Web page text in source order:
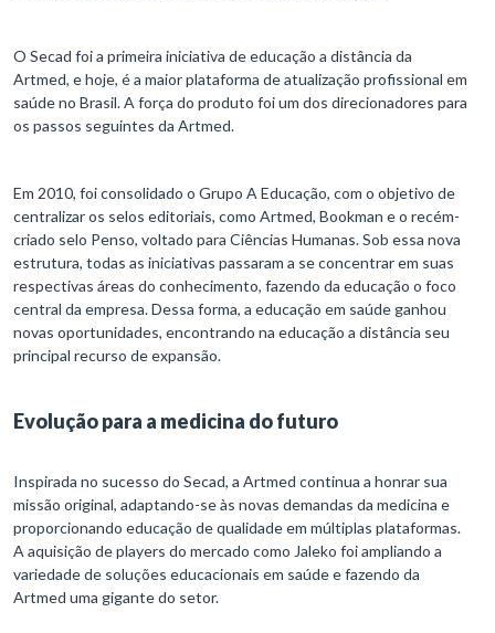
O Secad foi a primeira iniciativa de educação a distância da
Artmed, e hoje, é a maior plataforma de atualização profissional em
saúde no Brasil. A força do produto foi um dos direcionadores para
os passos seguintes da Artmed.
Em 2010, foi consolidado o Grupo A Educação, com o objetivo de
centralizar os selos editoriais, como Artmed, Bookman e o recém-
criado selo Penso, voltado para Ciências Humanas. Sob essa nova
estrutura, todas as iniciativas passaram a se concentrar em suas
respectivas áreas do conhecimento, fazendo da educação o foco
central da empresa. Dessa forma, a educação em saúde ganhou
novas oportunidades, encontrando na educação a distância seu
principal recurso de expansão.
Evolução para a medicina do futuro
Inspirada no sucesso do Secad, a Artmed continua a honrar sua
missão original, adaptando-se às novas demandas da medicina e
proporcionando educação de qualidade em múltiplas plataformas.
A aquisição de players do mercado como Jaleko foi ampliando a
variedade de soluções educacionais em saúde e fazendo da
Artmed uma gigante do setor.